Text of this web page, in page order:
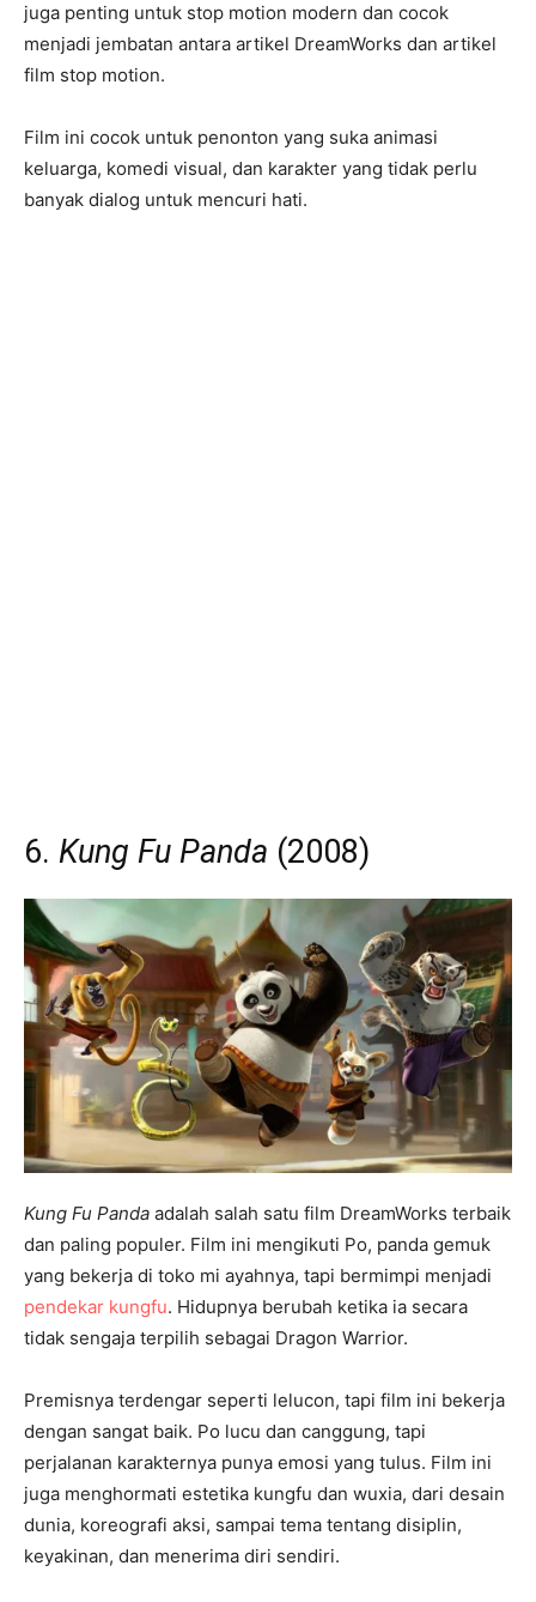
juga penting untuk stop motion modern dan cocok
menjadi jembatan antara artikel DreamWorks dan artikel
film stop motion.
Film ini cocok untuk penonton yang suka animasi
keluarga, komedi visual, dan karakter yang tidak perlu
banyak dialog untuk mencuri hati.
6. Kung Fu Panda (2008)
Kung Fu Panda adalah salah satu film DreamWorks terbaik
dan paling populer. Film ini mengikuti Po, panda gemuk
yang bekerja di toko mi ayahnya, tapi bermimpi menjadi
pendekar kungfu. Hidupnya berubah ketika ia secara
tidak sengaja terpilih sebagai Dragon Warrior.
Premisnya terdengar seperti lelucon, tapi film ini bekerja
dengan sangat baik. Po lucu dan canggung, tapi
perjalanan karakternya punya emosi yang tulus. Film ini
juga menghormati estetika kungfu dan wuxia, dari desain
dunia, koreografi aksi, sampai tema tentang disiplin,
keyakinan, dan menerima diri sendiri.